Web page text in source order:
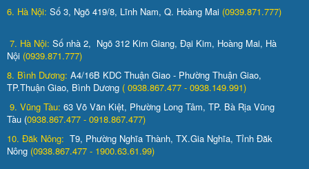
6. Hà Nội: Số 3, Ngõ 419/8, Lĩnh Nam, Q. Hoàng Mai (0939.871.777)
7. Hà Nội: Số nhà 2, Ngõ 312 Kim Giang, Đại Kim, Hoàng Mai, Hà
Nội (0939.871.777)
8. Bình Dương: A4/16B KDC Thuận Giao - Phường Thuận Giao,
TP.Thuận Giao, Bình Dương ( 0938.867.477 - 0938.149.991)
9. Vũng Tàu: 63 Võ Văn Kiệt, Phường Long Tâm, TP. Bà Rịa Vũng
Tàu (0938.867.477 - 0918.867.477)
10. Đăk Nông: T9, Phường Nghĩa Thành, TX.Gia Nghĩa, Tỉnh Đăk
Nông (0938.867.477 - 1900.63.61.99)